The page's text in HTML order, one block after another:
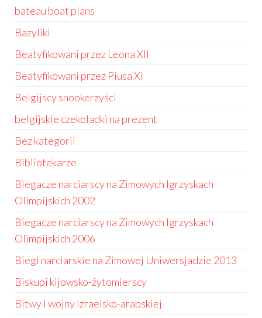
bateau boat plans
Bazyliki
Beatyfikowani przez Leona XII
Beatyfikowani przez Piusa XI
Belgijscy snookerzyści
belgijskie czekoladki na prezent
Bez kategorii
Bibliotekarze
Biegacze narciarscy na Zimowych Igrzyskach
Olimpijskich 2002
Biegacze narciarscy na Zimowych Igrzyskach
Olimpijskich 2006
Biegi narciarskie na Zimowej Uniwersjadzie 2013
Biskupi kijowsko-żytomierscy
Bitwy I wojny izraelsko-arabskiej